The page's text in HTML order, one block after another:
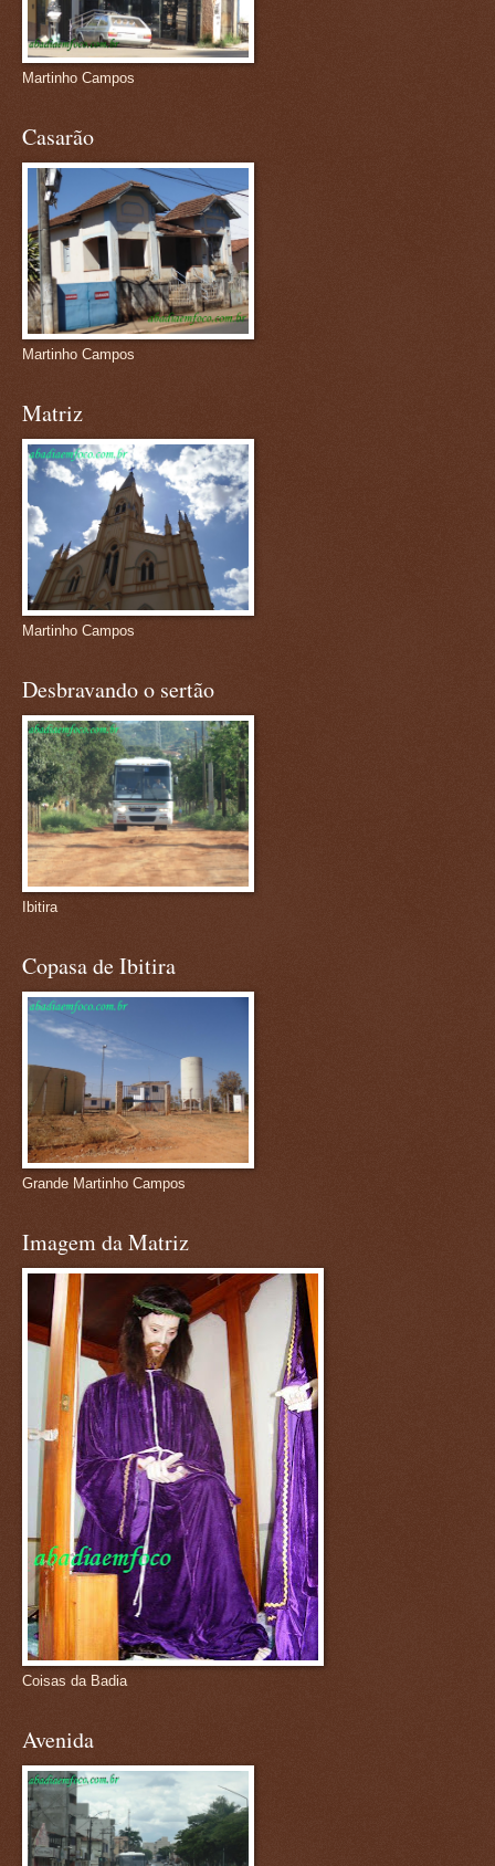
Martinho Campos
Casarão
Martinho Campos
Matriz
Martinho Campos
Desbravando o sertão
Ibitira
Copasa de Ibitira
Grande Martinho Campos
Imagem da Matriz
Coisas da Badia
Avenida